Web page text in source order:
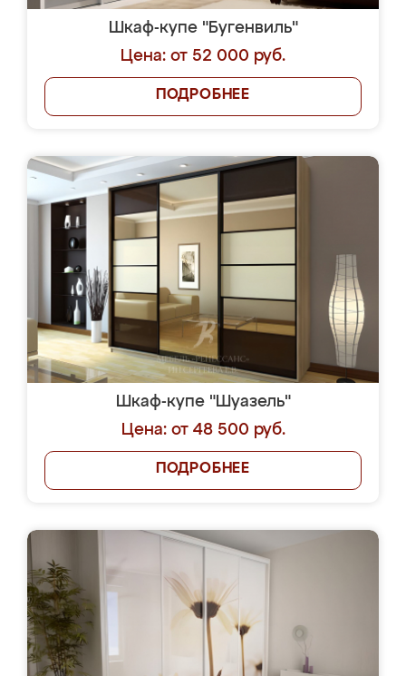
Шкаф-купе "Бугенвиль"
Цена: от 52 000 руб.
ПОДРОБНЕЕ
Шкаф-купе "Шуазель"
Цена: от 48 500 руб.
ПОДРОБНЕЕ